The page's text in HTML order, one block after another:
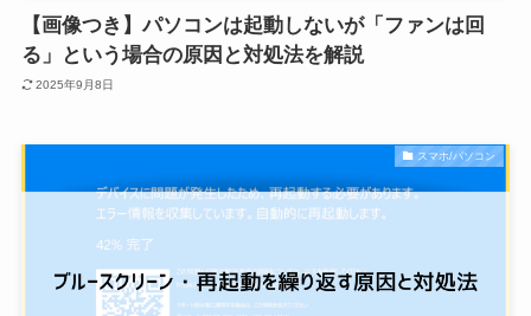
【画像つき】パソコンは起動しないが「ファンは回
る」という場合の原因と対処法を解説
2025年9月8日
スマホ/パソコン